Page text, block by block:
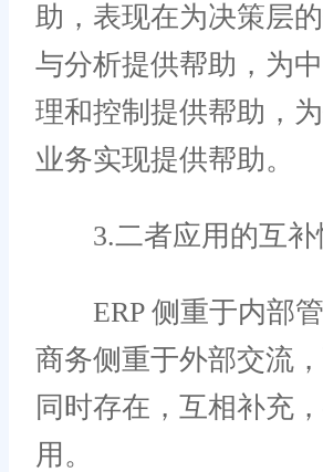
助，表现在为决策层
与分析提供帮助，为
理和控制提供帮助，
业务实现提供帮助。
3.二者应用的互补
ERP 侧重于内部管
商务侧重于外部交流
同时存在，互相补充
用。